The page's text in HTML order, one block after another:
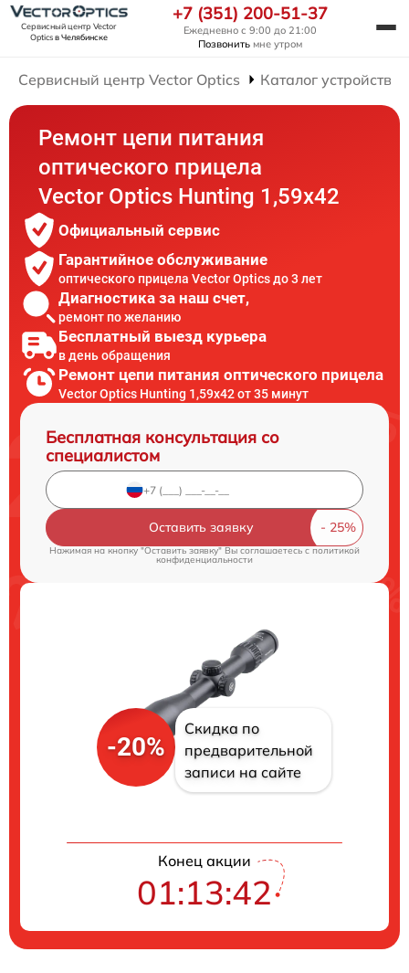
Сервисный центр Vector
Opticsв Челябинске
+7 (351) 200-51-37
Ежедневно с 9:00 до 21:00
Позвонить мне утром
Сервисный центр Vector Optics Каталог устройств
Ремонт цепи питания
оптического прицела
Vector Optics Hunting 1,59x42
Официальный сервис
Гарантийное обслуживание
оптического прицела Vector Optics до 3 лет
Диагностика за наш счет,
ремонт по желанию
Бесплатный выезд курьера
в день обращения
Ремонт цепи питания оптического прицела
Vector Optics Hunting 1,59x42 от 35 минут
Бесплатная консультация со
специалистом
Оставить заявку
Нажимая на кнопку "Оставить заявку" Вы соглашаетесь cполитикой
конфиденциальности
-20%
Скидка по
предварительной
записи на сайте
Конец акции
01:13:41